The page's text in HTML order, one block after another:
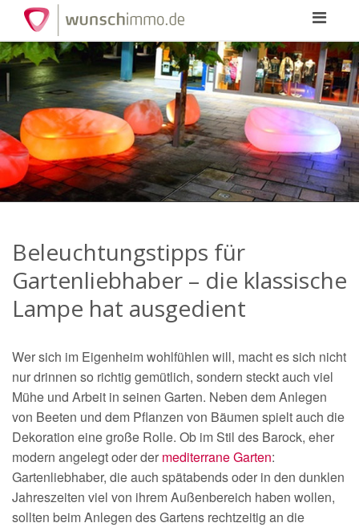
Toggle
Beleuchtungstipps für
Gartenliebhaber – die klassische
Lampe hat ausgedient
Wer sich im Eigenheim wohlfühlen will, macht es sich nicht
nur drinnen so richtig gemütlich, sondern steckt auch viel
Mühe und Arbeit in seinen Garten. Neben dem Anlegen
von Beeten und dem Pflanzen von Bäumen spielt auch die
Dekoration eine große Rolle. Ob im Stil des Barock, eher
modern angelegt oder der mediterrane Garten:
Gartenliebhaber, die auch spätabends oder in den dunklen
Jahreszeiten viel von ihrem Außenbereich haben wollen,
sollten beim Anlegen des Gartens rechtzeitig an die